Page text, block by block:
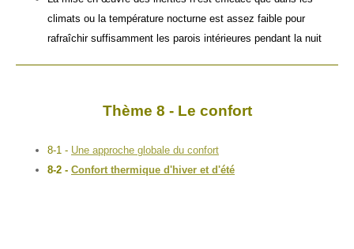
climats ou la température nocturne est assez faible pour
rafraîchir suffisamment les parois intérieures pendant la nuit
Thème 8 - Le confort
8-1 - Une approche globale du confort
8-2 - Confort thermique d'hiver et d'été